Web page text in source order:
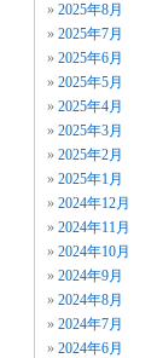
2025年8月
2025年7月
2025年6月
2025年5月
2025年4月
2025年3月
2025年2月
2025年1月
2024年12月
2024年11月
2024年10月
2024年9月
2024年8月
2024年7月
2024年6月